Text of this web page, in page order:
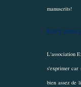
manuscrits!
Il n'y aura
L'association
s'exprimer car
bien assez de